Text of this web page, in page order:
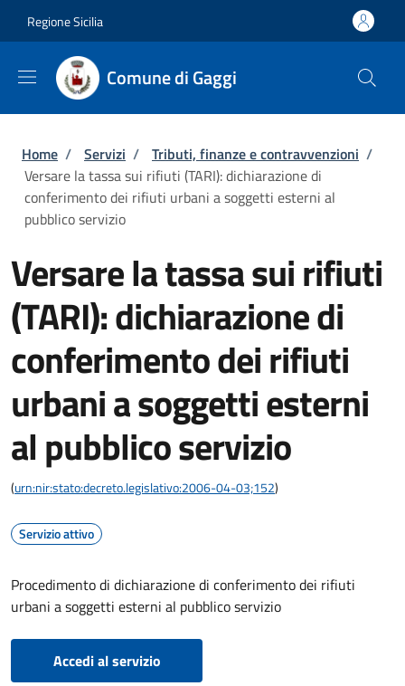
Regione Sicilia
Comune di Gaggi
Briciole di pane
Home / Servizi / Tributi, finanze e contravvenzioni /
Versare la tassa sui rifiuti (TARI): dichiarazione di
conferimento dei rifiuti urbani a soggetti esterni al
pubblico servizio
Versare la tassa sui rifiuti
(TARI): dichiarazione di
conferimento dei rifiuti
urbani a soggetti esterni
al pubblico servizio
(urn:nir:stato:decreto.legislativo:2006-04-03;152)
Servizio attivo
Procedimento di dichiarazione di conferimento dei rifiuti
urbani a soggetti esterni al pubblico servizio
Accedi al servizio